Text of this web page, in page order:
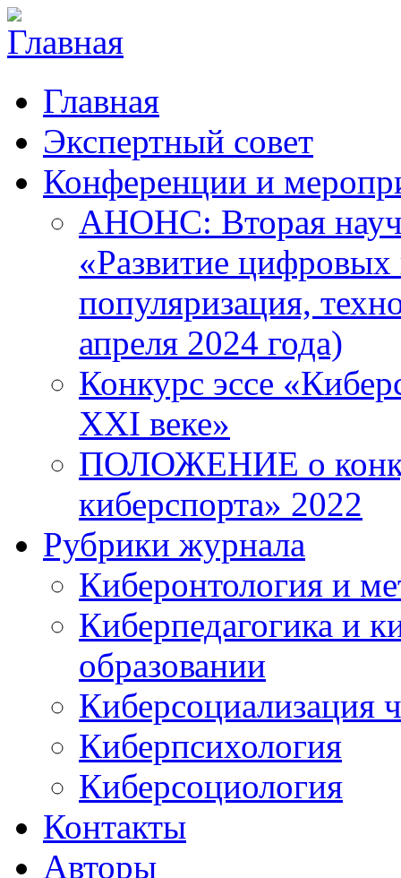
Главная
Экспертный совет
Конференции и
АНОНС: Вторая
«Развитие цифровых
популяризация,
апреля 2024 года)
Конкурс эссе
XXI веке»
ПОЛОЖЕНИЕ о
киберспорта» 2022
Рубрики журнала
Киберонтология и
Киберпедагогика и
образовании
Киберсоциализация
Киберпсихология
Киберсоциология
Контакты
Авторы